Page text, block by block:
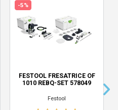
-5%
FESTOOL FRESATRICE OF
1010 REBQ-SET 578049
Festool